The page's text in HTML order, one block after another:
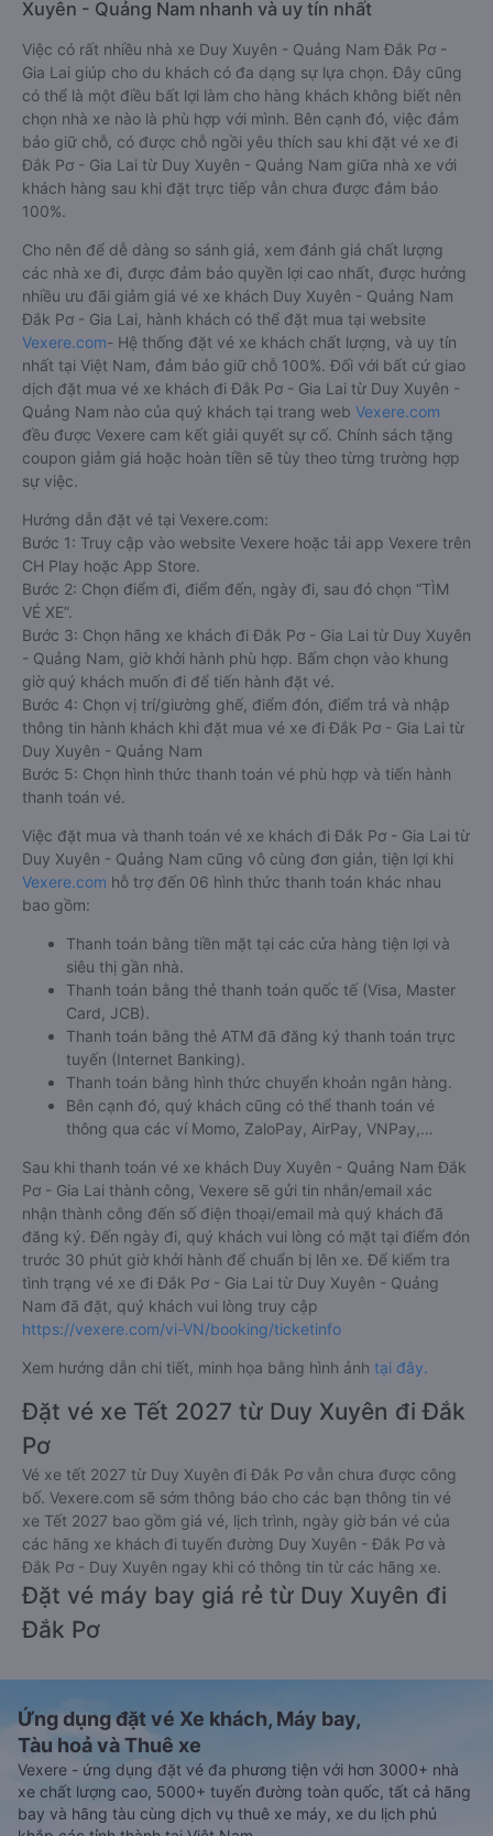
Xuyên - Quảng Nam nhanh và uy tín nhất
Việc có rất nhiều nhà xe Duy Xuyên - Quảng Nam Đắk Pơ -
Gia Lai giúp cho du khách có đa dạng sự lựa chọn. Đây cũng
có thể là một điều bất lợi làm cho hàng khách không biết nên
chọn nhà xe nào là phù hợp với mình. Bên cạnh đó, việc đảm
bảo giữ chỗ, có được chỗ ngồi yêu thích sau khi đặt vé xe đi
Đắk Pơ - Gia Lai từ Duy Xuyên - Quảng Nam giữa nhà xe với
khách hàng sau khi đặt trực tiếp vẫn chưa được đảm bảo
100%.
Cho nên để dễ dàng so sánh giá, xem đánh giá chất lượng
các nhà xe đi, được đảm bảo quyền lợi cao nhất, được hưởng
nhiều ưu đãi giảm giá vé xe khách Duy Xuyên - Quảng Nam
Đắk Pơ - Gia Lai, hành khách có thể đặt mua tại website
Vexere.com- Hệ thống đặt vé xe khách chất lượng, và uy tín
nhất tại Việt Nam, đảm bảo giữ chỗ 100%. Đối với bất cứ giao
dịch đặt mua vé xe khách đi Đắk Pơ - Gia Lai từ Duy Xuyên -
Quảng Nam nào của quý khách tại trang web Vexere.com
đều được Vexere cam kết giải quyết sự cố. Chính sách tặng
coupon giảm giá hoặc hoàn tiền sẽ tùy theo từng trường hợp
sự việc.
Hướng dẫn đặt vé tại Vexere.com:
Bước 1: Truy cập vào website Vexere hoặc tải app Vexere trên
CH Play hoặc App Store.
Bước 2: Chọn điểm đi, điểm đến, ngày đi, sau đó chọn “TÌM
VÉ XE”.
Bước 3: Chọn hãng xe khách đi Đắk Pơ - Gia Lai từ Duy Xuyên
- Quảng Nam, giờ khởi hành phù hợp. Bấm chọn vào khung
giờ quý khách muốn đi để tiến hành đặt vé.
Bước 4: Chọn vị trí/giường ghế, điểm đón, điểm trả và nhập
thông tin hành khách khi đặt mua vé xe đi Đắk Pơ - Gia Lai từ
Duy Xuyên - Quảng Nam
Bước 5: Chọn hình thức thanh toán vé phù hợp và tiến hành
thanh toán vé.
Việc đặt mua và thanh toán vé xe khách đi Đắk Pơ - Gia Lai từ
Duy Xuyên - Quảng Nam cũng vô cùng đơn giản, tiện lợi khi
Vexere.com hỗ trợ đến 06 hình thức thanh toán khác nhau
bao gồm:
Thanh toán bằng tiền mặt tại các cửa hàng tiện lợi và
siêu thị gần nhà.
Thanh toán bằng thẻ thanh toán quốc tế (Visa, Master
Card, JCB).
Thanh toán bằng thẻ ATM đã đăng ký thanh toán trực
tuyến (Internet Banking).
Thanh toán bằng hình thức chuyển khoản ngân hàng.
Bên cạnh đó, quý khách cũng có thể thanh toán vé
thông qua các ví Momo, ZaloPay, AirPay, VNPay,…
Sau khi thanh toán vé xe khách Duy Xuyên - Quảng Nam Đắk
Pơ - Gia Lai thành công, Vexere sẽ gửi tin nhắn/email xác
nhận thành công đến số điện thoại/email mà quý khách đã
đăng ký. Đến ngày đi, quý khách vui lòng có mặt tại điểm đón
trước 30 phút giờ khởi hành để chuẩn bị lên xe. Để kiểm tra
tình trạng vé xe đi Đắk Pơ - Gia Lai từ Duy Xuyên - Quảng
Nam đã đặt, quý khách vui lòng truy cập
https://vexere.com/vi-VN/booking/ticketinfo
Xem hướng dẫn chi tiết, minh họa bằng hình ảnh tại đây.
Đặt vé xe Tết 2027 từ Duy Xuyên đi Đắk
Pơ
Vé xe tết 2027 từ Duy Xuyên đi Đắk Pơ vẫn chưa được công
bố. Vexere.com sẽ sớm thông báo cho các bạn thông tin vé
xe Tết 2027 bao gồm giá vé, lịch trình, ngày giờ bán vé của
các hãng xe khách đi tuyến đường Duy Xuyên - Đắk Pơ và
Đắk Pơ - Duy Xuyên ngay khi có thông tin từ các hãng xe.
Đặt vé máy bay giá rẻ từ Duy Xuyên đi
Đắk Pơ
Ứng dụng đặt vé Xe khách, Máy bay,
Tàu hoả và Thuê xe
Vexere - ứng dụng đặt vé đa phương tiện với hơn 3000+ nhà
xe chất lượng cao, 5000+ tuyến đường toàn quốc, tất cả hãng
bay và hãng tàu cùng dịch vụ thuê xe máy, xe du lịch phủ